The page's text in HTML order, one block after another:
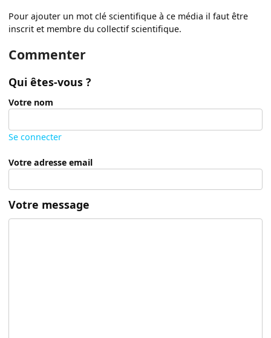
Pour ajouter un mot clé scientifique à ce média il faut être
inscrit et membre du collectif scientifique.
Commenter
Qui êtes-vous ?
Votre nom
Se connecter
Votre adresse email
Votre message